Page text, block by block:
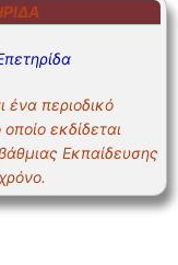
ένα περιοδικό
εκδίδεται
Εκπαίδευσης